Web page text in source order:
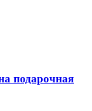
подарочная